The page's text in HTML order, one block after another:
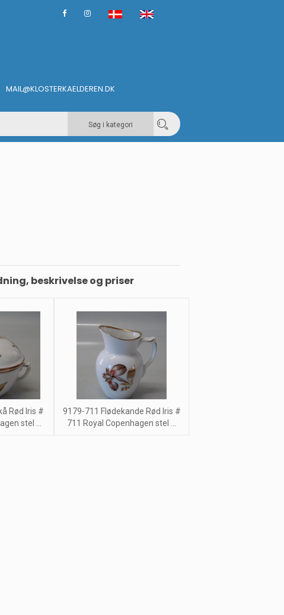
MAIL@KLOSTERKAELDEREN.DK
Søg i kategori
beskrivelse og priser
Rød Iris #
stel ...
9179-711 Flødekande Rød Iris #
711 Royal Copenhagen stel ...